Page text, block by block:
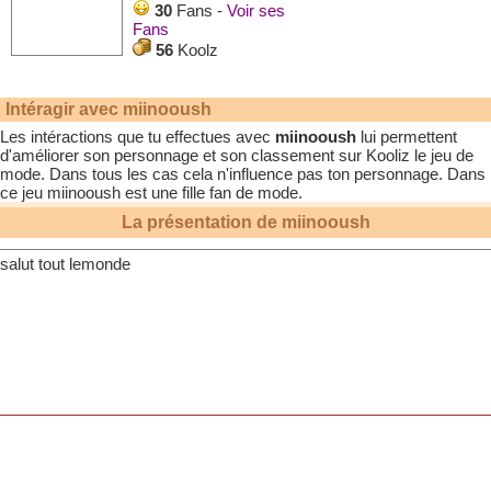
30 Fans - Voir ses
Fans
56 Koolz
Intéragir avec miinooush
Les intéractions que tu effectues avec miinooush lui permettent
d'améliorer son personnage et son classement sur Kooliz le jeu de
mode. Dans tous les cas cela n'influence pas ton personnage. Dans
ce jeu miinooush est une fille fan de mode.
La présentation de miinooush
salut tout lemonde